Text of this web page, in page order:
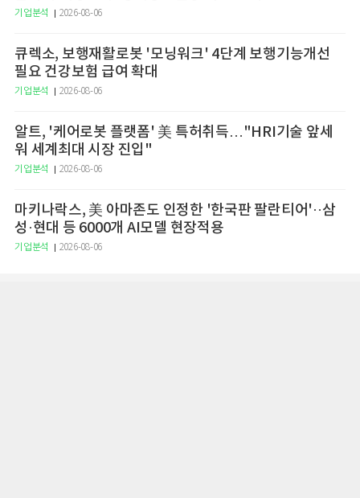
기업분석 2026-08-06
큐렉소, 보행재활로봇 '모닝워크' 4단계 보행기능개선
필요 건강보험 급여 확대
기업분석 2026-08-06
알트, '케어로봇 플랫폼' 美 특허취득…"HRI기술 앞세
워 세계최대 시장 진입"
기업분석 2026-08-06
마키나락스, 美 아마존도 인정한 '한국판 팔란티어'··삼
성·현대 등 6000개 AI모델 현장적용
기업분석 2026-08-06